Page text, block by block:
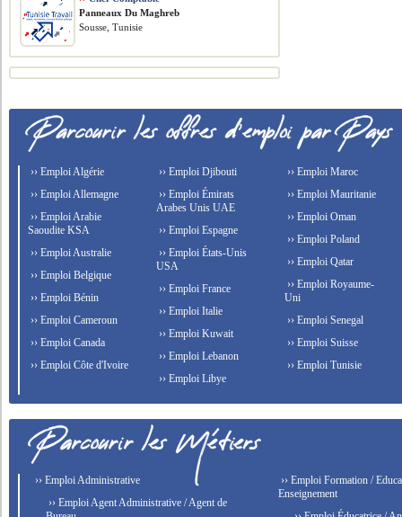
Panneaux Du Maghreb
Sousse, Tunisie
›› Emploi Algérie
›› Emploi Allemagne
›› Emploi Arabie
Saoudite KSA
›› Emploi Australie
›› Emploi Belgique
›› Emploi Bénin
›› Emploi Cameroun
›› Emploi Canada
›› Emploi Côte d'Ivoire
›› Emploi Djibouti
›› Emploi Émirats
Arabes Unis UAE
›› Emploi Espagne
›› Emploi États-Unis
USA
›› Emploi France
›› Emploi Italie
›› Emploi Kuwait
›› Emploi Lebanon
›› Emploi Libye
›› Emploi Maroc
›› Emploi Mauritanie
›› Emploi Oman
›› Emploi Poland
›› Emploi Qatar
›› Emploi Royaume-
Uni
›› Emploi Senegal
›› Emploi Suisse
›› Emploi Tunisie
›› Emploi Administrative
›› Emploi Agent Administrative / Agent de
›› Emploi Formation /
Enseignement